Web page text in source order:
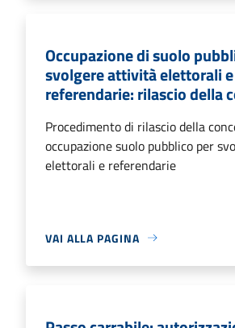
Occupazione di suolo
svolgere attività elettorali e
referendarie: rilascio della
Procedimento di rilascio della
occupazione suolo pubblico per
elettorali e referendarie
VAI ALLA PAGINA